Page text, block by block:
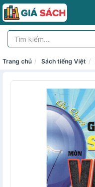
Trang chủ Sách tiếng Việt